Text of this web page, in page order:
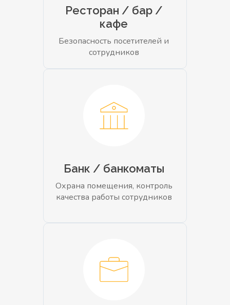
Ресторан / бар /
кафе
Безопасность посетителей и
сотрудников
Банк / банкоматы
Охрана помещения, контроль
качества работы сотрудников